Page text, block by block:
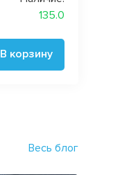
135.0
В корзину
Весь блог